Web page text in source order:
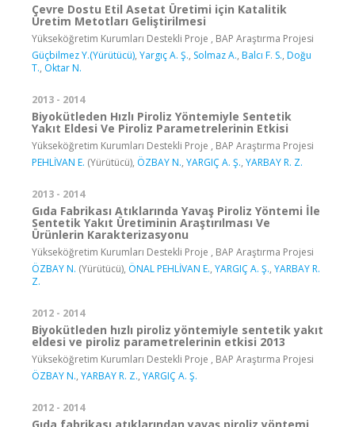
Çevre Dostu Etil Asetat Üretimi için Katalitik
Üretim Metotları Geliştirilmesi
Yükseköğretim Kurumları Destekli Proje , BAP Araştırma Projesi
Güçbilmez Y.(Yürütücü), Yargıç A. Ş., Solmaz A., Balcı F. S., Doğu
T., Oktar N.
2013 - 2014
Biyokütleden Hızlı Piroliz Yöntemiyle Sentetik
Yakıt Eldesi Ve Piroliz Parametrelerinin Etkisi
Yükseköğretim Kurumları Destekli Proje , BAP Araştırma Projesi
PEHLİVAN E. (Yürütücü), ÖZBAY N., YARGIÇ A. Ş., YARBAY R. Z.
2013 - 2014
Gıda Fabrikası Atıklarında Yavaş Piroliz Yöntemi İle
Sentetik Yakıt Üretiminin Araştırılması Ve
Ürünlerin Karakterizasyonu
Yükseköğretim Kurumları Destekli Proje , BAP Araştırma Projesi
ÖZBAY N. (Yürütücü), ÖNAL PEHLİVAN E., YARGIÇ A. Ş., YARBAY R.
Z.
2012 - 2014
Biyokütleden hızlı piroliz yöntemiyle sentetik yakıt
eldesi ve piroliz parametrelerinin etkisi 2013
Yükseköğretim Kurumları Destekli Proje , BAP Araştırma Projesi
ÖZBAY N., YARBAY R. Z., YARGIÇ A. Ş.
2012 - 2014